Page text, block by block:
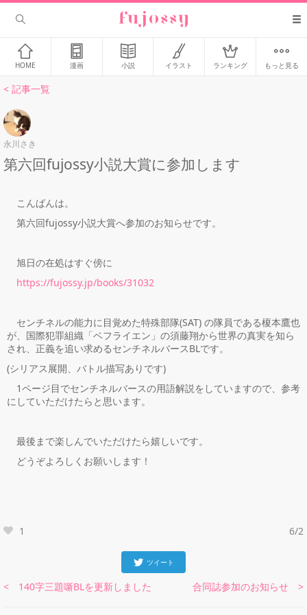
HOME 漫画 小説 イラスト ランキング もっと見る
< 記事一覧
永川さき
第六回fujossy小説大賞に参加します
こんばんは。
第六回fujossy小説大賞へ参加のお知らせです。
旭日の在処はすぐ傍に
https://fujossy.jp/books/31032
センチネルの能力に目覚めた特殊部隊(SAT) の隊員である榎本鷹也
が、国際犯罪組織「ベフライエン」の須藤翔から世界の真実を知ら
され、正義を追い求めるセンチネルバースBLです。
(シリアス展開、バトル描写ありです)
1ページ目でセンチネルバースの用語解説をしていますので、参考
にしていただけたらと思います。
最後まで楽しんでいただけたら嬉しいです。
どうぞよろしくお願いします！
1 6/2
ツイート
< 140字三題噺BLを更新しました 合同誌参加のお知らせ >